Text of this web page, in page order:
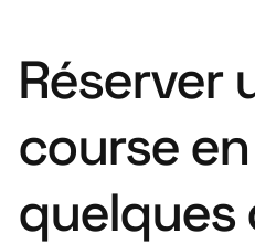
Réserver
course en
quelques